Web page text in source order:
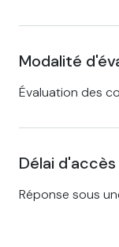
Modalité
Évaluation des
Délai d'accès
Réponse sous